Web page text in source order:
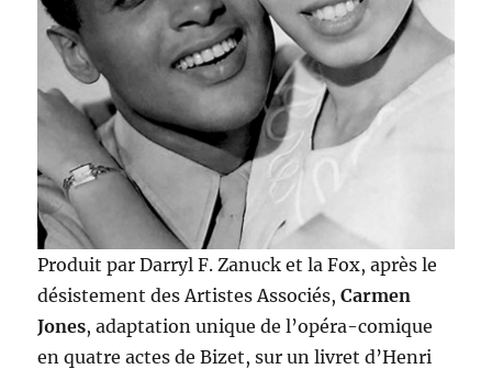
Produit par Darryl F. Zanuck et la Fox, après le
désistement des Artistes Associés,Carmen
Jones, adaptation unique de l’opéra-comique
en quatre actes de Bizet, sur un livret d’Henri